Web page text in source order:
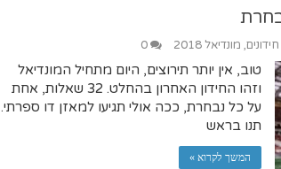
חידונים, מונדיאל 2018 0
טוב, אין יותר תירוצים, היום מתחיל המונדיאל
וזהו החידון האחרון בהחלט. 32 שאלות, אחת
על כל נבחרת, ככה אולי תגיעו למאזן דו ספרתי.
תנו בראש
המשך לקרוא »